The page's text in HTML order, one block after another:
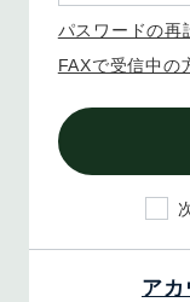
パスワードの再
FAXで受信中の
アカ